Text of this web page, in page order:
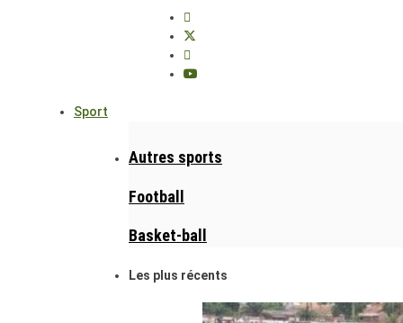
Sport
Autres sports
Football
Basket-ball
Les plus récents